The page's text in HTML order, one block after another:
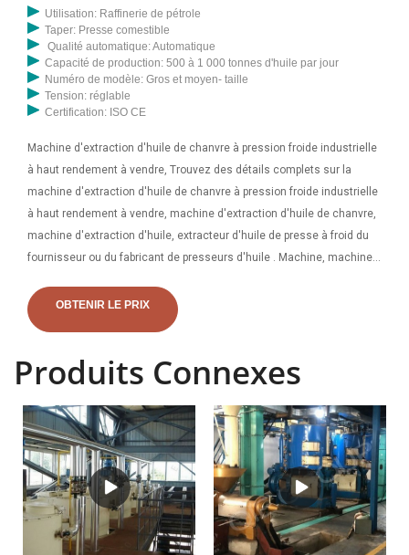
Utilisation: Raffinerie de pétrole
Taper: Presse comestible
Qualité automatique: Automatique
Capacité de production: 500 à 1 000 tonnes d'huile par jour
Numéro de modèle: Gros et moyen- taille
Tension: réglable
Certification: ISO CE
Machine d'extraction d'huile de chanvre à pression froide industrielle
à haut rendement à vendre, Trouvez des détails complets sur la
machine d'extraction d'huile de chanvre à pression froide industrielle
à haut rendement à vendre, machine d'extraction d'huile de chanvre,
machine d'extraction d'huile, extracteur d'huile de presse à froid du
fournisseur ou du fabricant de presseurs d'huile . Machine, machine
d'huile végétale en Chine, offrant un expulseur d'huile végétale
avancé à haute efficacité Yzyx140cjgx, vente chaude 10tpd Machine
tournesol, Machine de presse à huile d'arachide Guangxin 10tpd avec
OBTENIR LE PRIX
Produits Connexes